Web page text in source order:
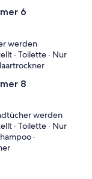
6
werden
· Toilette · Nur
8
werden
· Toilette · Nur
·